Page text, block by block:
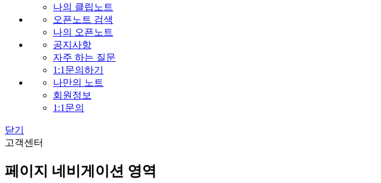
나의 클립노트
오픈노트 검색
나의 오픈노트
공지사항
자주 하는 질문
1:1문의하기
나만의 노트
회원정보
1:1문의
닫기
고객센터
페이지 네비게이션 영역